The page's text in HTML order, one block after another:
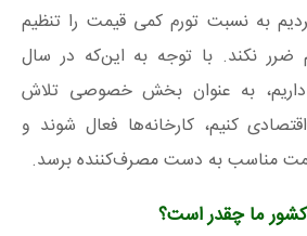
به نسبت تورم کمی قیمت را تنظیم
ضرر نکند. با توجه به این‌که در سال
داریم، به عنوان بخش خصوصی تلاش
کنیم، کارخانه‌ها فعال شوند و
مناسب به دست مصرف‌کننده برسد.
ما چقدر است؟